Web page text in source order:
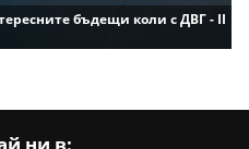
бъдещи коли с ДВГ - II
ни в: